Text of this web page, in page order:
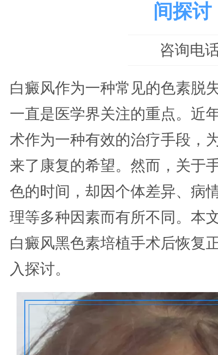
间探讨
咨询电
白癜风作为一种常见的色素脱
一直是医学界关注的重点。近
术作为一种有效的治疗手段，
来了康复的希望。然而，关于
色的时间，却因个体差异、病
理等多种因素而有所不同。本
白癜风黑色素培植手术后恢复
入探讨。